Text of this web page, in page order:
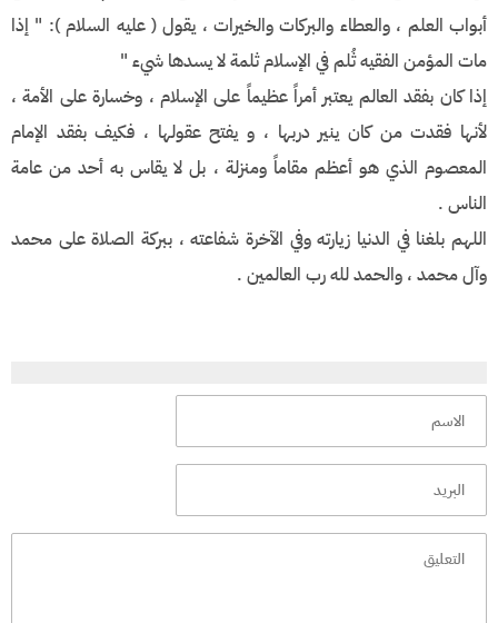
أبواب العلم ، والعطاء والبركات والخيرات ، يقول ( عليه السلام ): " إذا
مات المؤمن الفقيه ثُلم في الإسلام ثلمة لا يسدها شيء "
إذا كان بفقد العالم يعتبر أمراً عظيماً على الإسلام ، وخسارة على الأمة ،
لأنها فقدت من كان ينير دربها ، و يفتح عقولها ، فكيف بفقد الإمام
المعصوم الذي هو أعظم مقاماً ومنزلة ، بل لا يقاس به أحد من عامة
الناس .
اللهم بلغنا في الدنيا زيارته وفي الآخرة شفاعته ، ببركة الصلاة على محمد
وآل محمد ، والحمد لله رب العالمين .